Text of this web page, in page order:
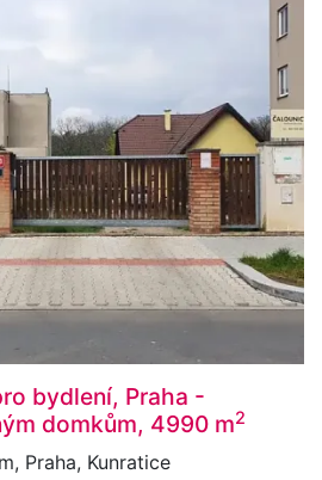
bydlení, Praha -
domkům, 4990 m2
Praha, Kunratice